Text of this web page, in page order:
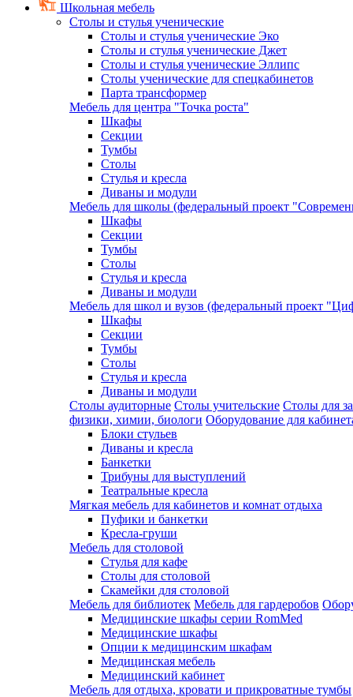
Школьная мебель
Столы и стулья ученические
Столы и стулья ученические Эко
Столы и стулья ученические Джет
Столы и стулья ученические Эллипс
Столы ученические для спецкабинетов
Парта трансформер
Мебель для центра "Точка роста"
Шкафы
Секции
Тумбы
Столы
Стулья и кресла
Диваны и модули
Мебель для школы (федеральный проект
Шкафы
Секции
Тумбы
Столы
Стулья и кресла
Диваны и модули
Мебель для школ и вузов (федеральный проект
Шкафы
Секции
Тумбы
Столы
Стулья и кресла
Диваны и модули
Столы аудиторные Столы учительские Столы для
физики, химии, биологи Оборудование для
Блоки стульев
Диваны и кресла
Банкетки
Трибуны для выступлений
Театральные кресла
Мягкая мебель для кабинетов и комнат отдыха
Пуфики и банкетки
Кресла-груши
Мебель для столовой
Cтулья для кафе
Cтолы для столовой
Скамейки для столовой
Мебель для библиотек Мебель для гардеробов
Медицинские шкафы серии RomMed
Медицинские шкафы
Опции к медицинским шкафам
Медицинская мебель
Медицинский кабинет
Мебель для отдыха, кровати и прикроватные тумбы